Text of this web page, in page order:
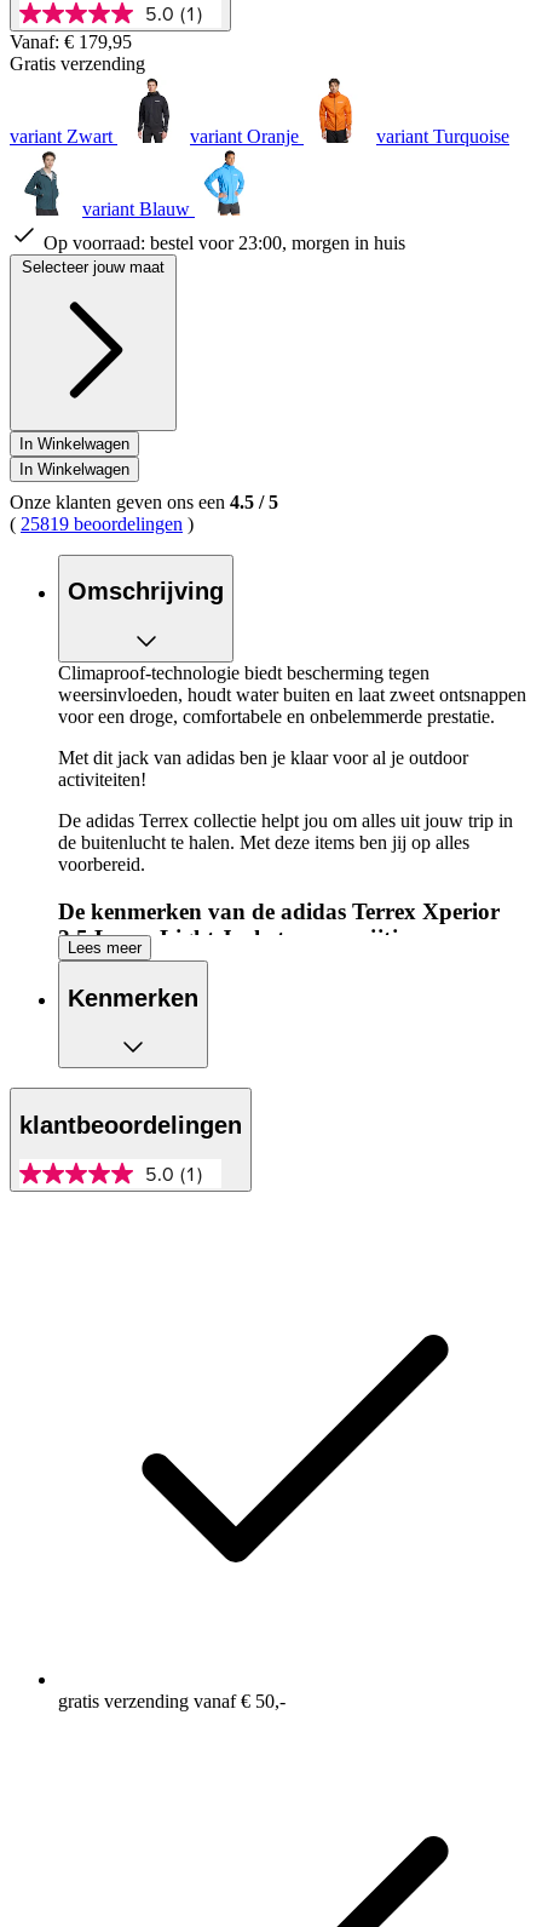
5.0
van
5
Read
Review.
Dezelfde
paginalink.
5.0 (1)
Vanaf: € 179,95
Gratis verzending
variant Zwart variant Oranje variant Turquoise
variant Blauw
Op voorraad: bestel voor 23:00, morgen in huis
Selecteer jouw maat
In Winkelwagen
In Winkelwagen
Onze klanten geven ons een 4.5 /5
( 25819 beoordelingen )
Omschrijving
Climaproof-technologie biedt bescherming tegen
weersinvloeden, houdt water buiten en laat zweet ontsnappen
voor een droge, comfortabele en onbelemmerde prestatie.
Met dit jack van adidas ben je klaar voor al je outdoor
activiteiten!
De adidas Terrex collectie helpt jou om alles uit jouw trip in
de buitenlucht te halen. Met deze items ben jij op alles
voorbereid.
De kenmerken van de adidas Terrex Xperior
2.5 Layer Light Jacket op een rijtje:
Ventilerend shirt
Ervaar optimale bewegingsvrijheid door het stretchy
Meerdere zijzakken met rits, handig voor al je kleine
essentials
2-way ritssluiting aan de voorkant
Beschikt over een horlogevenster
Gemaakt van gerecycled nylon
2,5 laag geweven, hoogwaardige stoffen voor de wind-
en waterdichte afwerking
Lees meer
Kenmerken
klantbeoordelingen
5.0
5.0 (1)
gratis verzending vanaf € 50,-